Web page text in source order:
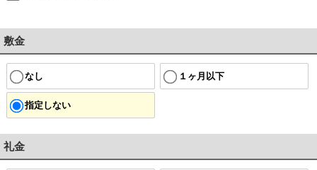
敷金
なし １ヶ月以下
指定しない
礼金